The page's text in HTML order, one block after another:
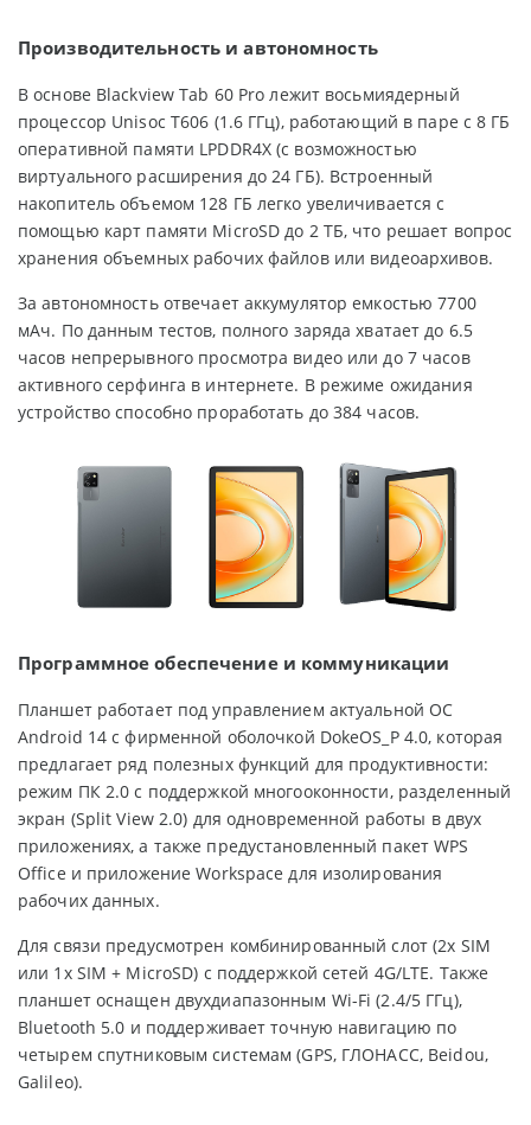
Производительность и автономность
В основе Blackview Tab 60 Pro лежит восьмиядерный
процессор Unisoc T606 (1.6 ГГц), работающий в паре с 8 ГБ
оперативной памяти LPDDR4X (с возможностью
виртуального расширения до 24 ГБ). Встроенный
накопитель объемом 128 ГБ легко увеличивается с
помощью карт памяти MicroSD до 2 ТБ, что решает вопрос
хранения объемных рабочих файлов или видеоархивов.
За автономность отвечает аккумулятор емкостью 7700
мАч. По данным тестов, полного заряда хватает до 6.5
часов непрерывного просмотра видео или до 7 часов
активного серфинга в интернете. В режиме ожидания
устройство способно проработать до 384 часов.
Программное обеспечение и коммуникации
Планшет работает под управлением актуальной ОС
Android 14 с фирменной оболочкой DokeOS_P 4.0, которая
предлагает ряд полезных функций для продуктивности:
режим ПК 2.0 с поддержкой многооконности, разделенный
экран (Split View 2.0) для одновременной работы в двух
приложениях, а также предустановленный пакет WPS
Office и приложение Workspace для изолирования
рабочих данных.
Для связи предусмотрен комбинированный слот (2x SIM
или 1x SIM + MicroSD) с поддержкой сетей 4G/LTE. Также
планшет оснащен двухдиапазонным Wi-Fi (2.4/5 ГГц),
Bluetooth 5.0 и поддерживает точную навигацию по
четырем спутниковым системам (GPS, ГЛОНАСС, Beidou,
Galileo).